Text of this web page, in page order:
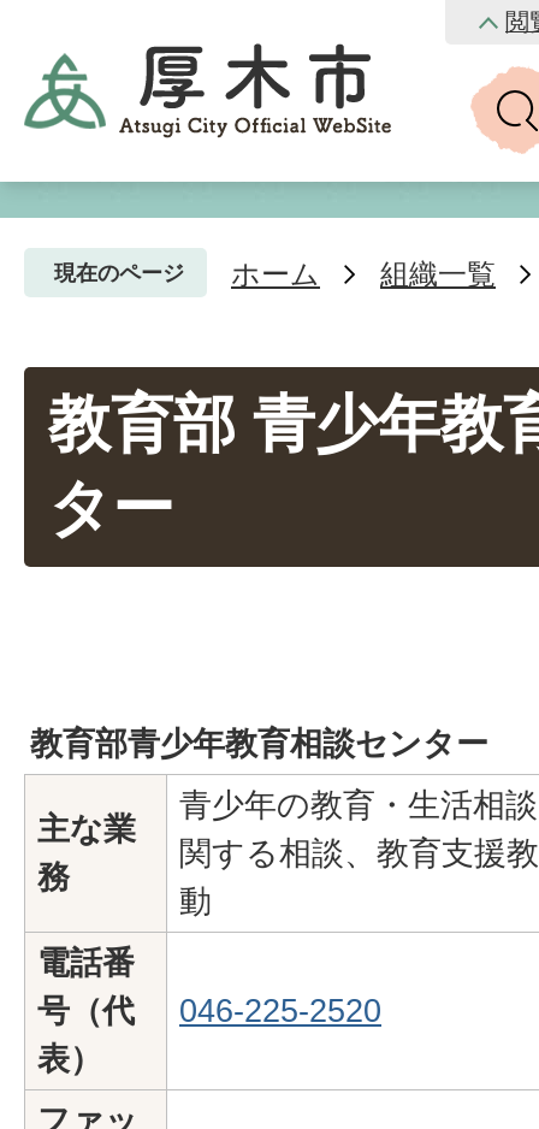
閲
現在のページ ホーム 組織一覧
教育部 青少年教
ター
教育部青少年教育相談センター
主な業
務
青少年の教育・生活相
関する相談、教育支援
動
電話番
号（代
表）
046-225-2520
ファッ